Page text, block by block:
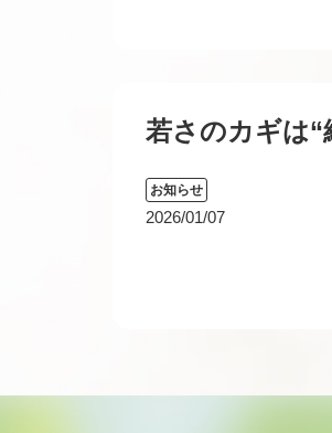
若さのカギは“
お知らせ
2026/01/07